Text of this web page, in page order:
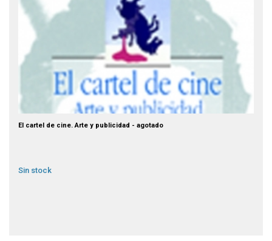
El cartel de cine. Arte y publicidad - agotado
Sin stock